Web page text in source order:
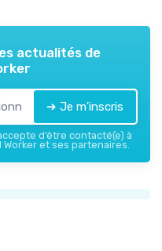
actualités de
➔ Je m'inscris
d’être contacté(e) à
et ses partenaires.